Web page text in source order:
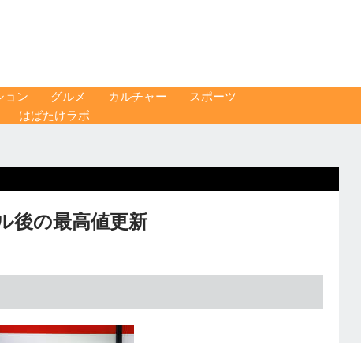
ョン グルメ カルチャー
スポーツ
はばたけラボ
後の最高値更新